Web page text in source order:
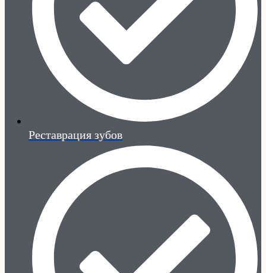
Реставрация зубов